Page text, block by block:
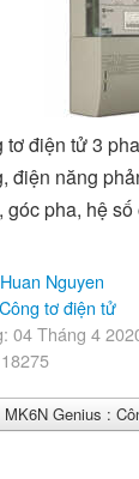
tơ điện tử 3
điện năng
góc pha, hệ
Nguyen
Công tơ điện tử
04 Tháng 4
Genius :